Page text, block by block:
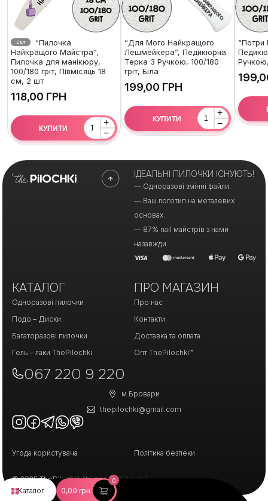
Каталог 0,00 грн
0
2 шт
“Пилочка
Найкращого Майстра”,
Пилочка для манікюру,
100/180 гріт, Півмісяць 18
см, 2 шт
ГРН
+
−
КУПИТИ
“Для Мого Найкращого
Лешмейкера”, Педикюрна
Терка З Ручкою, 100/180
гріт, Біла
ГРН
+
−
КУПИТИ
“Потри
Ручкою,
ІДЕАЛЬНІ ПИЛОЧКИ ІСНУЮТЬ!
— Одноразові змінні файли.
— Ваш логотип на металевих
основах.
— 87% nail майстрів з нами
назавжди.
КАТАЛОГ
Одноразові пилочки
Подо – Диски
Багаторазові пилочки
Гель – лаки ThePilochki
ПРО МАГАЗИН
Про нас
Контакти
Доставка та оплата
Опт ThePilochki™
067 220 9 220
м.Бровари
thepilochki@gmail.com
Угода користувача Політика безпеки
© 2025 ThePilochki. Усі права захищені.